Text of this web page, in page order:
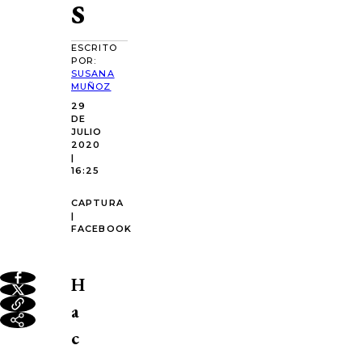
ESCRITO
POR:
SUSANA
MUÑOZ
29
DE
JULIO
2020
|
16:25
CAPTURA
|
FACEBOOK
H
a
c